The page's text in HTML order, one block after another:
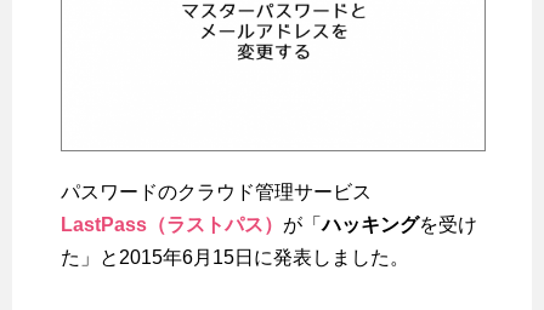
パスワードのクラウド管理サービス
LastPass（ラストパス） が「ハッキングを受け
た」と2015年6月15日に発表しました。